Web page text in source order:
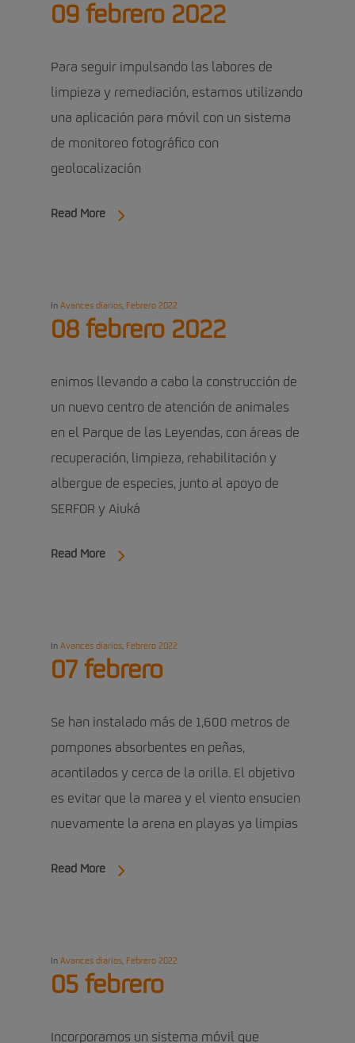
09 febrero 2022
Para seguir impulsando las labores de
limpieza y remediación, estamos utilizando
una aplicación para móvil con un sistema
de monitoreo fotográfico con
geolocalización
Read More
In Avances diarios, Febrero 2022
08 febrero 2022
enimos llevando a cabo la construcción de
un nuevo centro de atención de animales
en el Parque de las Leyendas, con áreas de
recuperación, limpieza, rehabilitación y
albergue de especies, junto al apoyo de
SERFOR y Aiuká
Read More
In Avances diarios, Febrero 2022
07 febrero
Se han instalado más de 1,600 metros de
pompones absorbentes en peñas,
acantilados y cerca de la orilla. El objetivo
es evitar que la marea y el viento ensucien
nuevamente la arena en playas ya limpias
Read More
In Avances diarios, Febrero 2022
05 febrero
Incorporamos un sistema móvil que